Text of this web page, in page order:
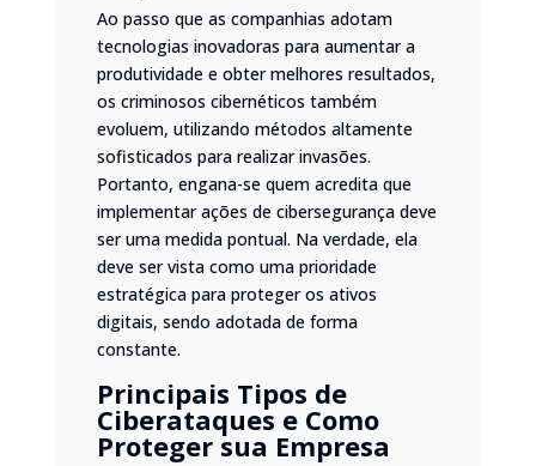
Ao passo que as companhias adotam
tecnologias inovadoras para aumentar a
produtividade e obter melhores resultados,
os criminosos cibernéticos também
evoluem, utilizando métodos altamente
sofisticados para realizar invasões.
Portanto, engana-se quem acredita que
implementar ações de cibersegurança deve
ser uma medida pontual. Na verdade, ela
deve ser vista como uma prioridade
estratégica para proteger os ativos
digitais, sendo adotada de forma
constante.
Principais Tipos de
Ciberataques e Como
Proteger sua Empresa